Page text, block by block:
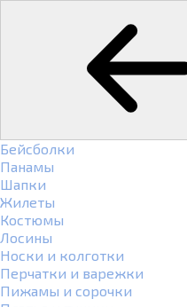
Бейсболки
Панамы
Шапки
Жилеты
Костюмы
Лосины
Носки и колготки
Перчатки и варежки
Пижамы и сорочки